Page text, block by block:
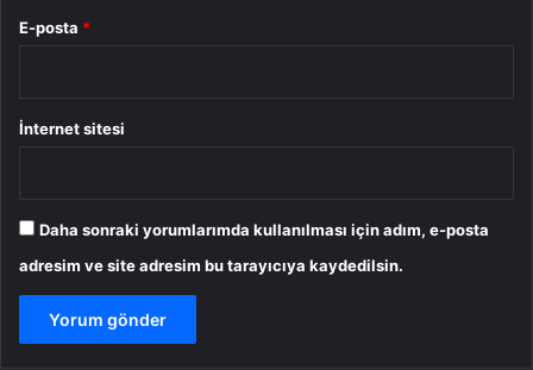
E-posta *
İnternet sitesi
Daha sonraki yorumlarımda kullanılması için adım, e-posta
adresim ve site adresim bu tarayıcıya kaydedilsin.